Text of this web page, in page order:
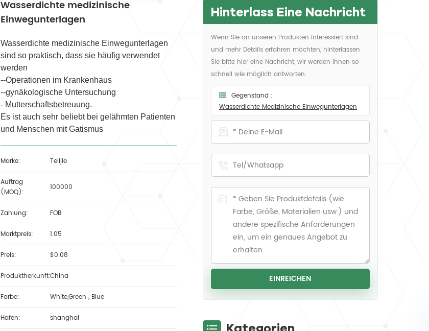
Wasserdichte medizinische
Einwegunterlagen
Wasserdichte medizinische Einwegunterlagen
sind so praktisch, dass sie häufig verwendet
werden
--Operationen im Krankenhaus
--gynäkologische Untersuchung
- Mutterschaftsbetreuung.
Es ist auch sehr beliebt bei gelähmten Patienten
und Menschen mit Gatismus
Marke: Telijie
Auftrag
(MOQ):
100000
Zahlung: FOB
Marktpreis: 1.05
Preis: $0.08
Produktherkunft:China
Farbe: White,Green , Blue
Hafen: shanghai
Hinterlass Eine Nachricht
Wenn Sie an unseren Produkten interessiert sind
und mehr Details erfahren möchten, hinterlassen
Sie bitte hier eine Nachricht, wir werden Ihnen so
schnell wie möglich antworten.
Gegenstand :
Wasserdichte Medizinische Einwegunterlagen
Kategorien